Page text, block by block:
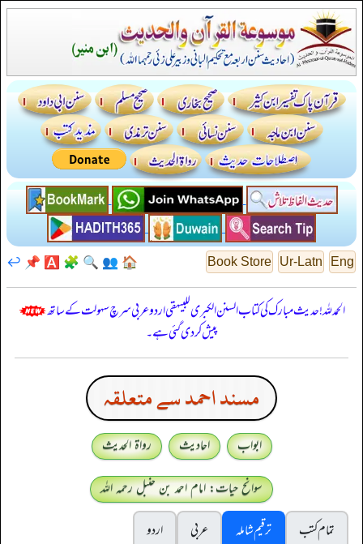
Eng
Ur-Latn
Book Store
🏠
👥
🔍
🧩
🅰️
📌
↩️
الحمدللہ! حدیث مبارک کی کتاب السنن الكبرى للبيهقي اردو عربی سرچ سہولت کے ساتھ
پیش کر دی گئی ہے۔
مسند احمد سے متعلقہ
ابواب احادیث
رواۃ الحدیث
سوانح حیات: امام احمد بن حنبل رحمہ اللہ
تمام کتب
ترقیم شاملہ عربی
اردو